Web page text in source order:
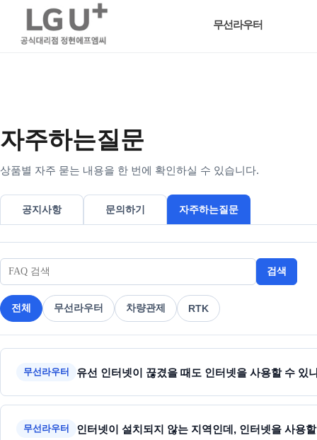
무선라우터
자주하는질문
상품별 자주 묻는 내용을 한 번에 확인하실 수 있습니다.
공지사항 문의하기 자주하는질문
검색
전체 무선라우터 차량관제 RTK
무선라우터 유선 인터넷이 끊겼을 때도 인터넷을 사용할 수 있
무선라우터 인터넷이 설치되지 않는 지역인데, 인터넷을 사용